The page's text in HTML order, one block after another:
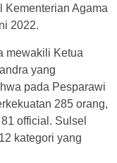
Kementerian Agama
2022.
mewakili Ketua
yang
pada Pesparawi
285 orang,
official. Sulsel
kategori yang